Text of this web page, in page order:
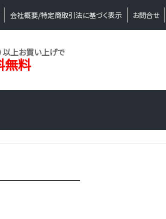
会社概要/特定商取引法に基づく表示 お問合せ
以上お買い上げで
無料